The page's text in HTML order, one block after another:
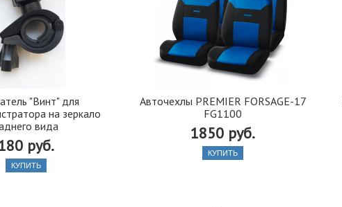
"Винт" для
на зеркало
вида
руб.
КУПИТЬ
Авточехлы PREMIER FORSAGE-17
FG1100
1850 руб.
КУПИТЬ